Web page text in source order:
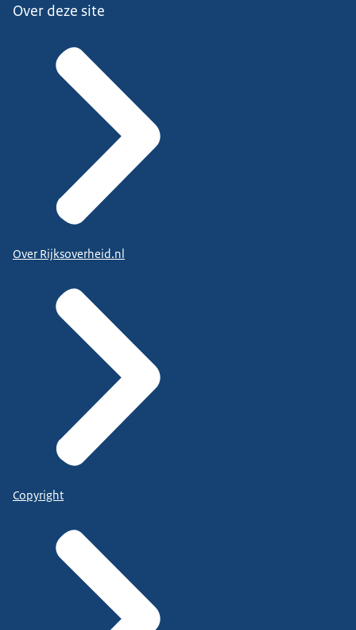
Over deze site
Over Rijksoverheid.nl
Copyright